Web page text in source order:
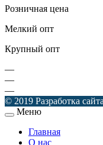
Розничная цена
Мелкий опт
Крупный опт
—
—
—
© 2019 Разработка сайта
Меню
Главная
О нас